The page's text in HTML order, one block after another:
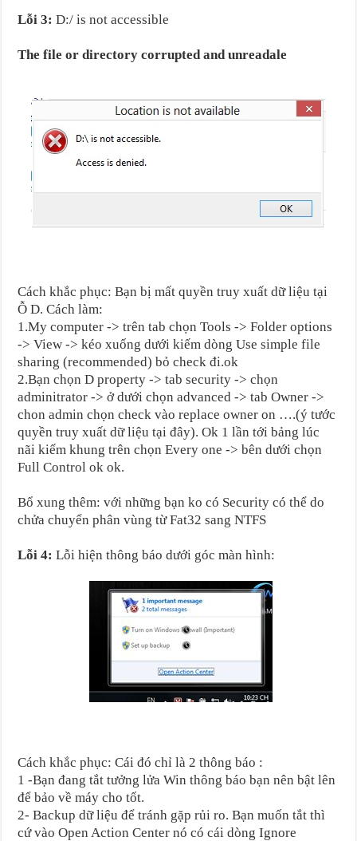
Lỗi 3: D:/ is not accessible
The file or directory corrupted and unreadale
Cách khắc phục: Bạn bị mất quyền truy xuất dữ liệu tại
Ỗ D. Cách làm:
1.My computer -> trên tab chọn Tools -> Folder options
-> View -> kéo xuống dưới kiếm dòng Use simple file
sharing (recommended) bỏ check đi.ok
2.Bạn chọn D property -> tab security -> chọn
adminitrator -> ở dưới chọn advanced -> tab Owner ->
chon admin chọn check vào replace owner on ….(ý tước
quyền truy xuất dữ liệu tại đây). Ok 1 lần tới bảng lúc
nãi kiếm khung trên chọn Every one -> bên dưới chọn
Full Control ok ok.
Bổ xung thêm: với những bạn ko có Security có thể do
chửa chuyển phân vùng từ Fat32 sang NTFS
Lỗi 4: Lỗi hiện thông báo dưới góc màn hình:
Cách khắc phục: Cái đó chỉ là 2 thông báo :
1 -Bạn đang tắt tưởng lửa Win thông báo bạn nên bật lên
để bảo về máy cho tốt.
2- Backup dữ liệu để tránh gặp rủi ro. Bạn muốn tắt thì
cứ vào Open Action Center nó có cái dòng Ignore